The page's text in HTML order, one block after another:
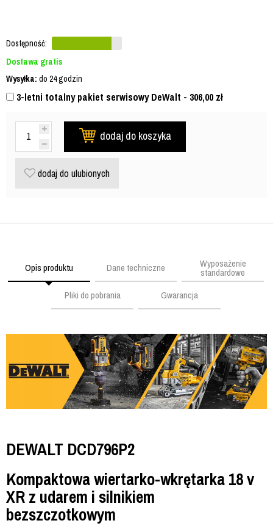
Dostępność:
Dostawa gratis
Wysyłka: do 24 godzin
3-letni totalny pakiet serwisowy DeWalt - 306,00 zł
dodaj do koszyka
dodaj do ulubionych
Opis produktu Dane techniczne Wyposażenie
standardowe
Pliki do pobrania
Gwarancja
DEWALT DCD796P2
Kompaktowa wiertarko-wkrętarka 18 v
XR z udarem i silnikiem
bezszczotkowym